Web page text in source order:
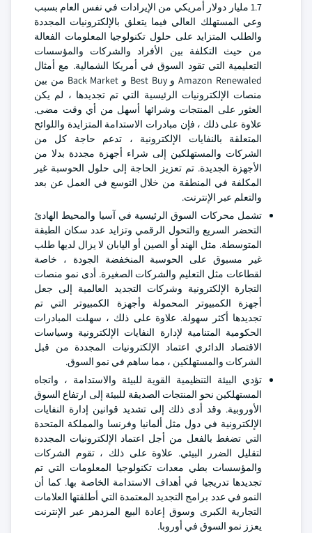
1.7 مليار دولار أمريكي من الإيرادات في نفس العام بسبب
وعي المستهلك العالي فيما يتعلق بالإلكترونيات المجددة
والطلب المتزايد على حلول تكنولوجيا المعلومات الفعالة
من حيث التكلفة بين الأفراد والشركات والمؤسسات
التعليمية التي تقود السوق في أمريكا الشمالية. مع أمثال
Amazon Renewaled و Best Buy و Back Market من بين
منصات الإلكترونيات الرئيسية التي تم تجديدها ، لم يكن
العثور على المنتجات وشرائها أسهل من أي وقت مضى.
علاوة على ذلك ، فإن مبادرات الاستدامة المتزايدة واللوائح
المتعلقة بالنفايات الإلكترونية ، تدعم حاجة كل من
الشركات والمستهلكين إلى شراء أجهزة مجددة بدلا من
الأجهزة الجديدة. تم تعزيز الحاجة إلى حلول الحوسبة غير
المكلفة في المنطقة من خلال التوسع في العمل عن بعد
والتعلم عبر الإنترنت.
تشمل محركات السوق الرئيسية في آسيا والمحيط الهادئ
التحضر السريع والتحول الرقمي وتزايد عدد سكان الطبقة
المتوسطة. مثل الهند أو الصين أو اليابان لا يزال لديها طلب
غير مسبوق على الحوسبة المنخفضة الجودة ، خاصة
لقطاعات مثل التعليم والشركات الصغيرة. أدى نمو منصات
التجارة الإلكترونية وشركات التجديد العالمية إلى جعل
أجهزة الكمبيوتر المحمولة وأجهزة الكمبيوتر التي تم
تجديدها أكثر سهولة. علاوة على ذلك ، سهلت المبادرات
الحكومية المتنامية لإدارة النفايات الإلكترونية وسياسات
الاقتصاد الدائري اعتماد الإلكترونيات المجددة من قبل
الشركات والمستهلكين ، مما ساهم في نمو السوق.
تؤدي البيئة التنظيمية القوية للبيئة والاستدامة ، واتجاه
المستهلكين نحو المنتجات الصديقة للبيئة إلى ارتفاع السوق
الأوروبية. وقد أدى ذلك إلى تشديد قوانين إدارة النفايات
الإلكترونية في دول مثل ألمانيا وفرنسا والمملكة المتحدة
التي تضغط بالفعل من أجل اعتماد الإلكترونيات المجددة
لتقليل الضرر البيئي. علاوة على ذلك ، تقوم الشركات
والمؤسسات بطي معدات تكنولوجيا المعلومات التي تم
تجديدها تدريجيا في أهداف الاستدامة الخاصة بها. كما أن
النمو في عدد برامج التجديد المعتمدة التي أطلقتها العلامات
التجارية الكبرى وسوق إعادة البيع المزدهر عبر الإنترنت
يعزز نمو السوق في أوروبا.